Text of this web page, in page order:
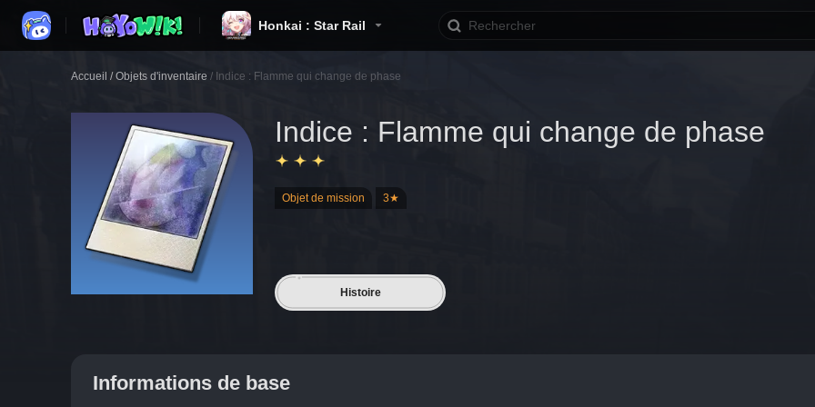
Honkai : Star Rail
Accueil / Objets d'inventaire / Indice : Flamme qui change de phase
Indice : Flamme qui change de phase
Objet de mission 3★
Histoire
Informations de base